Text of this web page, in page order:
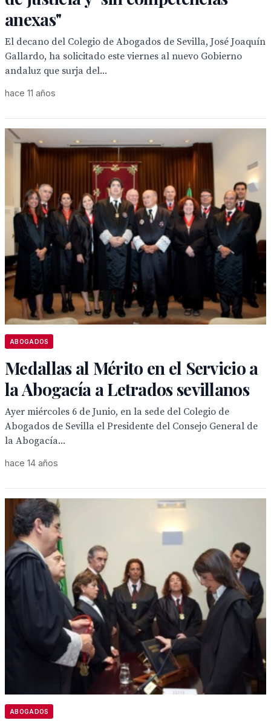
anexas"
El decano del Colegio de Abogados de Sevilla, José Joaquín
Gallardo, ha solicitado este viernes al nuevo Gobierno
andaluz que surja del...
hace 11 años
ABOGADOS
Medallas al Mérito en el Servicio a
la Abogacía a Letrados sevillanos
Ayer miércoles 6 de Junio, en la sede del Colegio de
Abogados de Sevilla el Presidente del Consejo General de
la Abogacía...
hace 14 años
ABOGADOS